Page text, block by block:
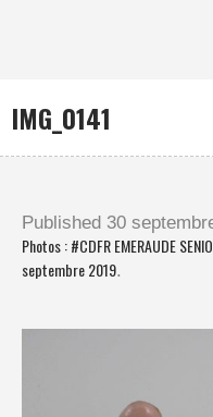
IMG_0141
Published 30
Photos : #CDFR EMERAUDE
septembre 2019.